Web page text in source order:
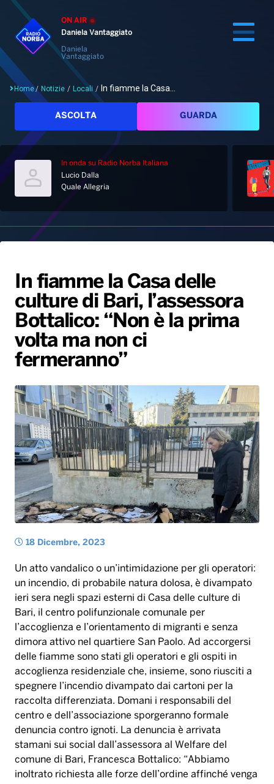
ON AIR
Daniela Vantaggiato
Daniela
Vantaggiato
Cerca
Home
Palinsesto
Hit Dance
Giochi&Concorsi
PALATOUR
Notizie
Locali
Musica e Spettacolo
Sport
Radio Norba Consiglia
Leggerissime
Playlist
Generale
Novità
Notiziario
Interviste
Oroscopo
Speciale Astrabilia 2026
Gallery
Radio Norba News TV
Voce al Bari
Battiti Live 2026
Gallery
Home/ Notizie / Locali / In fiamme la Casa...
ASCOLTA GUARDA
In onda su Radio Norba Italiana
Lucio Dalla
Quale Allegria
In fiamme la Casa delle
culture di Bari, l’assessora
Bottalico: “Non è la prima
volta ma non ci
fermeranno”
18 Dicembre, 2023
Un atto vandalico o un’intimidazione per gli operatori:
un incendio, di probabile natura dolosa, è divampato
ieri sera negli spazi esterni di Casa delle culture di
Bari, il centro polifunzionale comunale per
l’accoglienza e l’orientamento di migranti e senza
dimora attivo nel quartiere San Paolo. Ad accorgersi
delle fiamme sono stati gli operatori e gli ospiti in
accoglienza residenziale che, insieme, sono riusciti a
spegnere l’incendio divampato dai cartoni per la
raccolta differenziata. Domani i responsabili del
centro e dell’associazione sporgeranno formale
denuncia contro ignoti. La denuncia è arrivata
stamani sui social dall’assessora al Welfare del
comune di Bari, Francesca Bottalico: “Abbiamo
inoltrato richiesta alle forze dell’ordine affinché venga